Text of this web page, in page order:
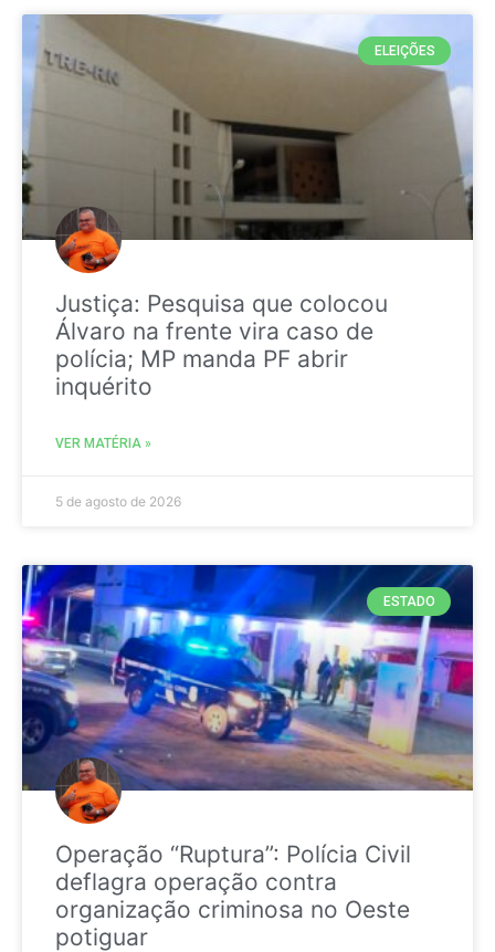
ELEIÇÕES
Justiça: Pesquisa que colocou
Álvaro na frente vira caso de
polícia; MP manda PF abrir
inquérito
VER MATÉRIA »
5 de agosto de 2026
ESTADO
Operação “Ruptura”: Polícia Civil
deflagra operação contra
organização criminosa no Oeste
potiguar